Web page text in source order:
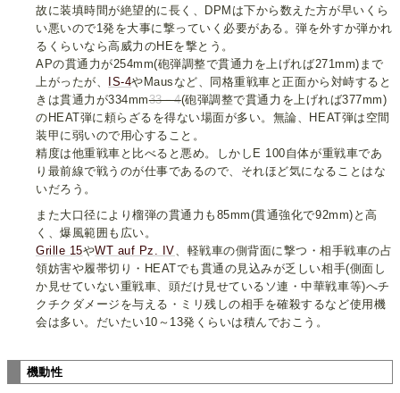
故に装填時間が絶望的に長く、DPMは下から数えた方が早いくら
い悪いので1発を大事に撃っていく必要がある。弾を外すか弾かれ
るくらいなら高威力のHEを撃とう。
APの貫通力が254mm(砲弾調整で貫通力を上げれば271mm)まで
上がったが、
IS-4やMausなど、同格重戦車と正面から対峙すると
きは貫通力が334mm33－4(砲弾調整で貫通力を上げれば377mm)
のHEAT弾に頼らざるを得ない場面が多い。無論、HEAT弾は空間
装甲に弱いので用心すること。
精度は他重戦車と比べると悪め。しかしE 100自体が重戦車であ
り最前線で戦うのが仕事であるので、それほど気になることはな
いだろう。
また大口径により榴弾の貫通力も85mm(貫通強化で92mm)と高
く、爆風範囲も広い。
Grille 15やWT auf Pz. IV 、軽戦車の側背面に撃つ・相手戦車の占
領妨害や履帯切り・HEATでも貫通の見込みが乏しい相手(側面し
か見せていない重戦車、頭だけ見せているソ連・中華戦車等)へチ
クチクダメージを与える・ミリ残しの相手を確殺するなど使用機
会は多い。だいたい10～13発くらいは積んでおこう。
機動性